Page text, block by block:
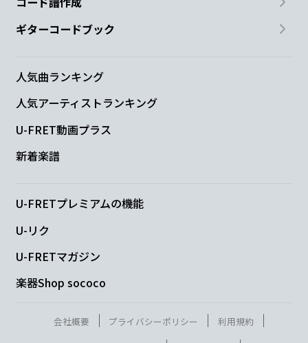
Cmaj7
味嗜好 も
D
覚えちゃう
G
C
僕から見た君カラフルでも
ギターコードブック
人気曲ランキング
人気アーティストランキング
U-FRET動画プラス
新着楽譜
U-FRETプレミアムの機能
U-リク
U-FRETマガジン
楽器Shop sococo
会社概要 プライバシーポリシー
利用規約